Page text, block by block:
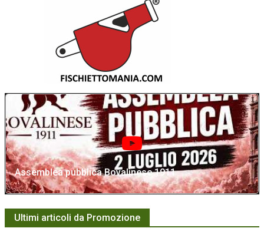
Assemblea pubblica Bovalinese 1911
Ultimi articoli da Promozione